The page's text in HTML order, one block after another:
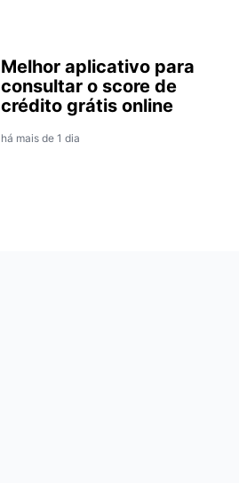
Melhor aplicativo para
consultar o score de
crédito grátis online
há mais de 1 dia